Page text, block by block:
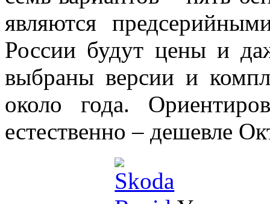
являются
России будут цены и
выбраны версии и
около года.
естественно – дешевле